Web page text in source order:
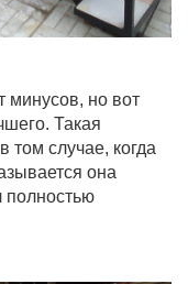
минусов, но вот
Такая
том случае, когда
она
полностью